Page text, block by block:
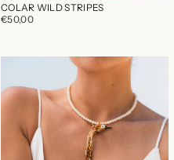
COLAR WILD STRIPES
€50,00